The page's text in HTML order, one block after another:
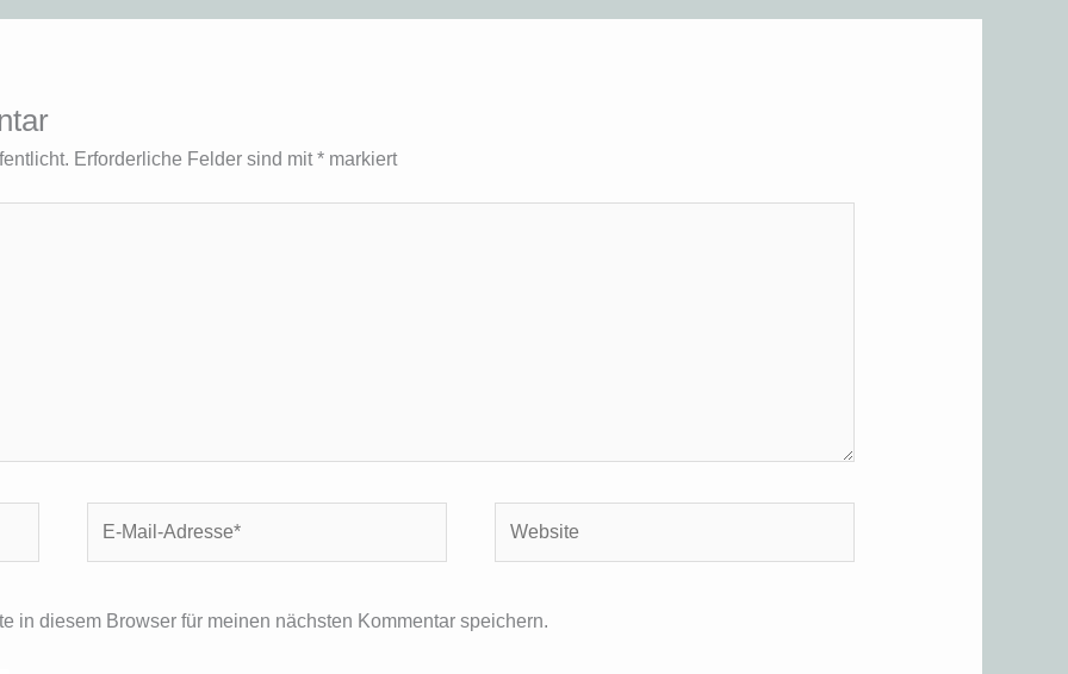
Erforderliche Felder sind mit*markiert
Mail-
in diesem Browser für meinen nächsten Kommentar speichern.